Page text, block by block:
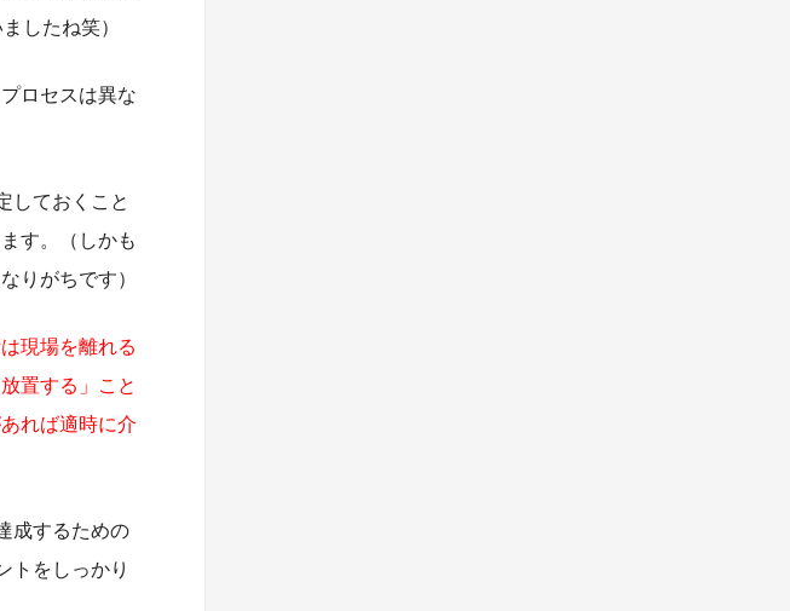
したね笑）
ロセスは異な
しておくこと
す。（しかも
りがちです）
現場を離れる
置する」こと
れば適時に介
成するための
トをしっかり